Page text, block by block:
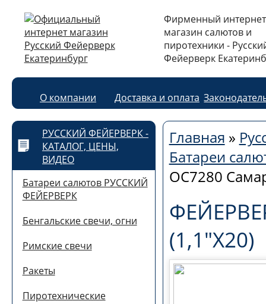
Фирменный интернет
магазин салютов и
пиротехники -
Фейерверк
О компании Доставка и оплата
РУССКИЙ ФЕЙЕРВЕРК -
КАТАЛОГ, ЦЕНЫ,
ВИДЕО
Батареи салютов РУССКИЙ
ФЕЙЕРВЕРК
Бенгальские свечи, огни
Римские свечи
Ракеты
Пиротехнические
Главная »
Батареи
ОС7280
(1,1"Х20)